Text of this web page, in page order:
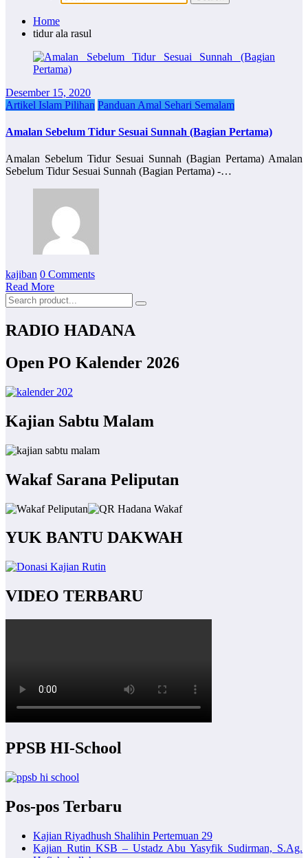
Home
tidur ala rasul
Desember 15, 2020
Artikel Islam Pilihan Panduan Amal Sehari Semalam
Amalan Sebelum Tidur Sesuai Sunnah (Bagian Pertama)
Amalan Sebelum Tidur Sesuai Sunnah (Bagian Pertama) Amalan
Sebelum Tidur Sesuai Sunnah (Bagian Pertama) -…
kajiban 0 Comments
Read More
RADIO HADANA
Open PO Kalender 2026
Kajian Sabtu Malam
Wakaf Sarana Peliputan
YUK BANTU DAKWAH
VIDEO TERBARU
PPSB HI-School
Pos-pos Terbaru
Kajian Riyadhush Shalihin Pertemuan 29
Kajian Rutin KSB – Ustadz Abu Yasyfik Sudirman, S.Ag.